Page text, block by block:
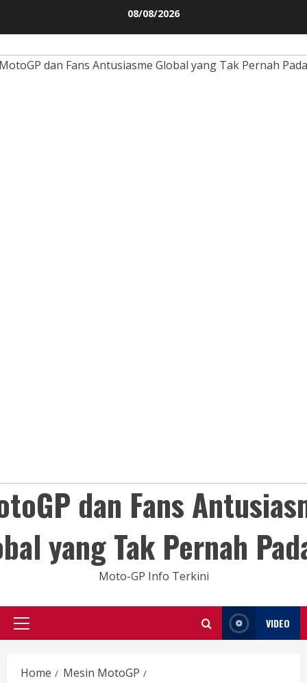
08/08/2026
dan Fans
yang Tak Pernah
Moto-GP Info Terkini
Primary
VIDEO
Home
Mesin MotoGP